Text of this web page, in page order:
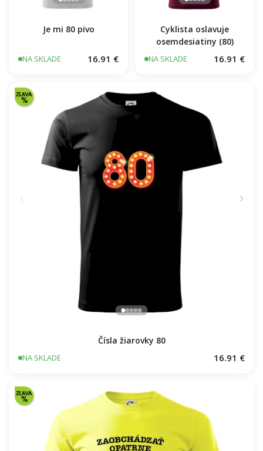
Je mi 80 pivo
NA SKLADE 16.91 €
Cyklista oslavuje
osemdesiatiny (80)
NA SKLADE 16.91 €
Čísla žiarovky 80
NA SKLADE 16.91 €